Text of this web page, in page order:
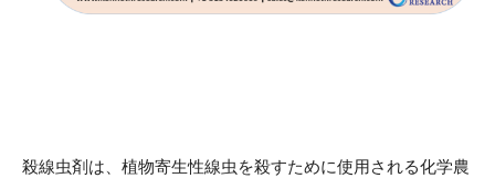
殺線虫剤は、植物寄生性線虫を殺すために使用される化学農